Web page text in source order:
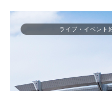
ライブ・イベント